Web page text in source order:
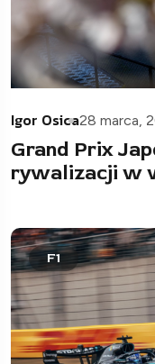
Igor Osica28 marca,
Grand Prix
rywalizacji w
F1